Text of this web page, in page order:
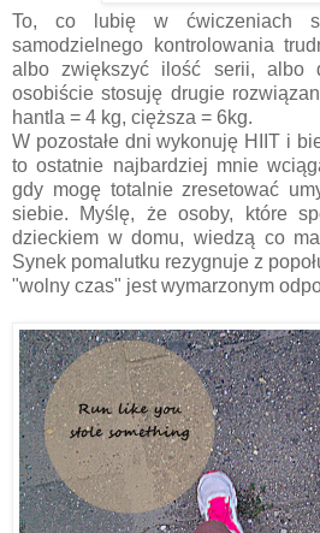
To, co lubię w ćwiczeniach
samodzielnego kontrolowania
albo zwiększyć ilość serii, albo
osobiście stosuję drugie
hantla = 4 kg, cięższa = 6kg.
W pozostałe dni wykonuję HIIT i
to ostatnie najbardziej mnie
gdy mogę totalnie zresetować
siebie. Myślę, że osoby, które
dzieckiem w domu, wiedzą co
Synek pomalutku rezygnuje z
"wolny czas" jest wymarzonym